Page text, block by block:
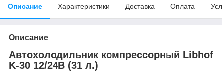
Описание Характеристики Доставка Оплата
Описание
Автохолодильник компрессорный Libhof
K-30 12/24В (31 л.)